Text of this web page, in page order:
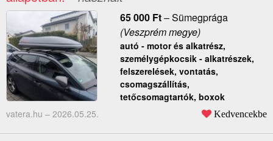
65 000 Ft–Sümegprága
(Veszprém megye)
autó - motor és alkatrész,
személygépkocsik - alkatrészek,
felszerelések, vontatás,
csomagszállítás,
tetőcsomagtartók, boxok
vatera.hu – 2026.05.25. Kedvencekbe